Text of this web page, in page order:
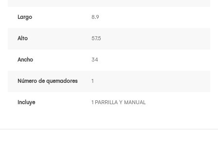
Largo 8.9
Alto 57.5
Ancho 34
Número de quemadores 1
Incluye 1 PARRILLA Y MANUAL